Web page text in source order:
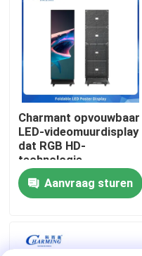
Fabrieksreis
Kwaliteitscontrole
Contacteer ons
nieuws
LED-
Charmant opvouwbaar
LED-videomuurdisplay
dat RGB HD-
technologie
combineert met
flexibele structuur,
energiebesparing en
perfect voor
Aanvraag sturen